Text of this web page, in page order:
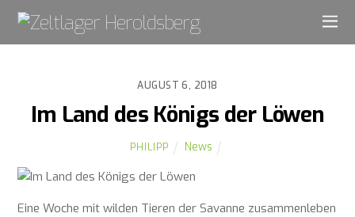
AUGUST 6, 2018
Im Land des Königs der Löwen
PHILIPP News
Eine Woche mit wilden Tieren der Savanne zusammenleben